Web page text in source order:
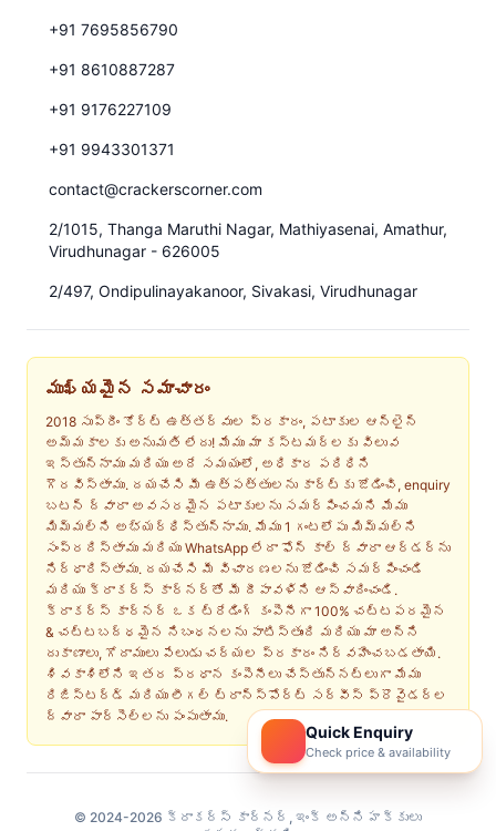
Quick Enquiry
Check price & availability
+91 7695856790
+91 8610887287
+91 9176227109
+91 9943301371
contact@crackerscorner.com
2/1015, Thanga Maruthi Nagar, Mathiyasenai, Amathur,
Virudhunagar - 626005
2/497, Ondipulinayakanoor, Sivakasi, Virudhunagar
ముఖ్యమైన సమాచారం
2018 సుప్రీం కోర్ట్ ఉత్తర్వుల ప్రకారం, పటాకుల ఆన్‌లైన్
అమ్మకాలకు అనుమతి లేదు! మేము మా కస్టమర్‌లకు విలువ
ఇస్తున్నాము మరియు అదే సమయంలో, అధికార పరిధిని
గౌరవిస్తాము. దయచేసి మీ ఉత్పత్తులను కార్ట్‌కు జోడించి, enquiry
బటన్ ద్వారా అవసరమైన పటాకులను సమర్పించమని మేము
మిమ్మల్ని అభ్యర్థిస్తున్నాము. మేము 1 గంటలోపు మిమ్మల్ని
సంప్రదిస్తాము మరియు WhatsApp లేదా ఫోన్ కాల్ ద్వారా ఆర్డర్‌ను
నిర్ధారిస్తాము. దయచేసి మీ విచారణలను జోడించి సమర్పించండి
మరియు క్రాకర్స్ కార్నర్‌తో మీ దీపావళిని ఆస్వాదించండి.
క్రాకర్స్ కార్నర్ ఒక ట్రేడింగ్ కంపెనీగా 100% చట్టపరమైన
& చట్టబద్ధమైన నిబంధనలను పాటిస్తుంది మరియు మా అన్ని
దుకాణాలు, గోదాములు పేలుడు చర్యల ప్రకారం నిర్వహించబడతాయి.
శివకాశిలోని ఇతర ప్రధాన కంపెనీలు చేస్తున్నట్లుగా మేము
రిజిస్టర్డ్ మరియు లీగల్ ట్రాన్స్‌పోర్ట్ సర్వీస్ ప్రొవైడర్ల
ద్వారా పార్సెల్‌లను పంపుతాము.
© 2024-2026 క్రాకర్‌స్ కార్నర్, ఇంక్ అన్ని హక్కులు